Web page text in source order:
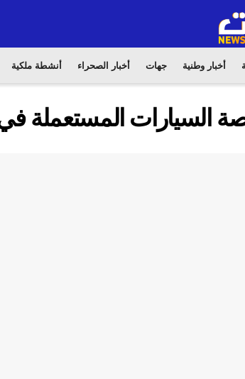
أخبار وطنية جهات أخبار الصحراء أنشطة ملكية
السيارات المستعملة في